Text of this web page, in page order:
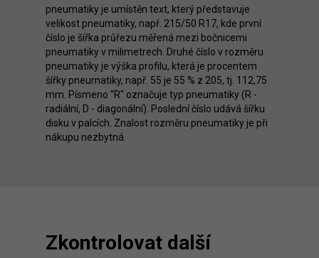
pneumatiky je umístěn text, který představuje
velikost pneumatiky, např. 215/50 R17, kde první
číslo je šířka průřezu měřená mezi bočnicemi
pneumatiky v milimetrech. Druhé číslo v rozměru
pneumatiky je výška profilu, která je procentem
šířky pneumatiky, např. 55 je 55 % z 205, tj. 112,75
mm. Písmeno "R" označuje typ pneumatiky (R -
radiální, D - diagonální). Poslední číslo udává šířku
disku v palcích. Znalost rozměru pneumatiky je při
nákupu nezbytná.
Zkontrolovat další